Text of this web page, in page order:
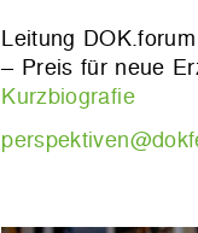
Leitung
– Preis für neue
Kurzbiografie